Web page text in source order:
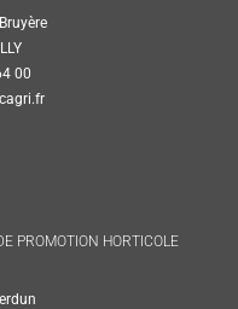
00
PROMOTION HORTICOLE